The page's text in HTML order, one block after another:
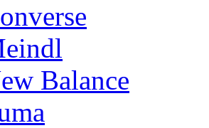
Balance